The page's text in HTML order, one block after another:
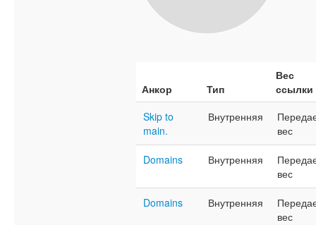
Анкор Тип
Вес
ссылки
Skip to
main.
Внутренняя
вес
Domains Внутренняя
вес
Domains Внутренняя
вес